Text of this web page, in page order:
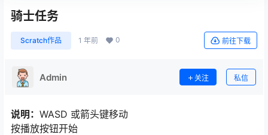
骑士任务
Scratch作品 1 年前 0 前往下载
Admin 关注 私信
说明： WASD 或箭头键移动
按播放按钮开始